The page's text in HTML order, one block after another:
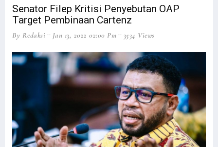
Senator Filep Kritisi Penyebutan OAP
Target Pembinaan Cartenz
By Redaksi Jan 13, 2022 02:00 Pm 3534 Views